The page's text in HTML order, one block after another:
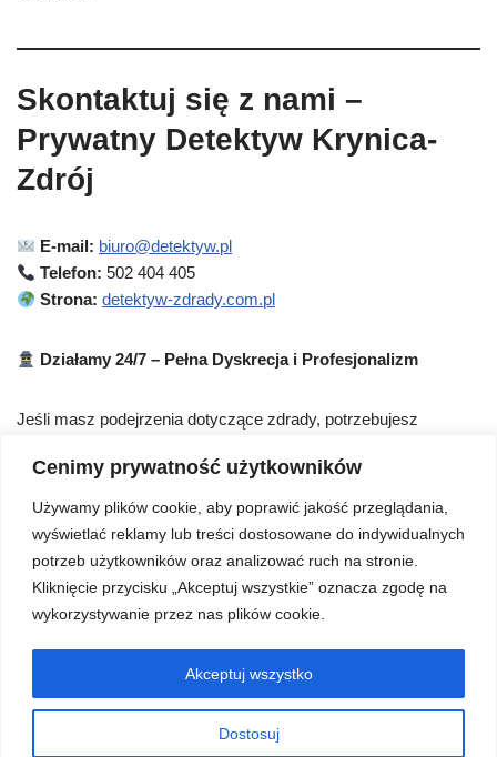
Cenimy prywatność użytkowników
Używamy plików cookie, aby poprawić jakość przeglądania,
wyświetlać reklamy lub treści dostosowane do indywidualnych
potrzeb użytkowników oraz analizować ruch na stronie.
Kliknięcie przycisku „Akceptuj wszystkie” oznacza zgodę na
wykorzystywanie przez nas plików cookie.
Dostosuj
Akceptuj wszystko
Skontaktuj się z nami –
Prywatny Detektyw Krynica-
Zdrój
E-mail: biuro@detektyw.pl
Telefon: 502 404 405
Strona: detektyw-zdrady.com.pl
Działamy 24/7 – Pełna Dyskrecja i Profesjonalizm
Jeśli masz podejrzenia dotyczące zdrady, potrzebujesz
Kilka słów o mnie.
Poszukiwanie osób zaginionych.
Prywatny detektyw cennik.
Przygotowanie do rozwodu, detektyw do rozwodu.
Osoby zaginione nasz kanał na YouTube